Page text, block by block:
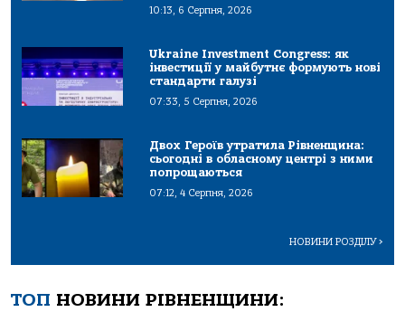
10:13, 6 Серпня, 2026
Ukraine Investment Congress: як
інвестиції у майбутнє формують нові
стандарти галузі
07:33, 5 Серпня, 2026
Двох Героїв утратила Рівненщина:
сьогодні в обласному центрі з ними
попрощаються
07:12, 4 Серпня, 2026
НОВИНИ РОЗДІЛУ>
ТОП НОВИНИ РІВНЕНЩИНИ: